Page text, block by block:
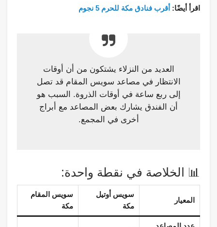
اقرأ أيضًا: أقرب فنادق مكة للحرم 5 نجوم
العديد من النزلاء يشتكون من أن أوقات
الانتظار في مصاعد سويس المقام قد تصل
إلى ربع ساعة في أوقات الذروة. السبب هو
أن الفندق يشارك بعض المصاعد مع أبراج
أخرى في المجمع.
📊 الخلاصة في نقطة واحدة:
المعيار
سويس أوتيل
مكة
سويس المقام
مكة